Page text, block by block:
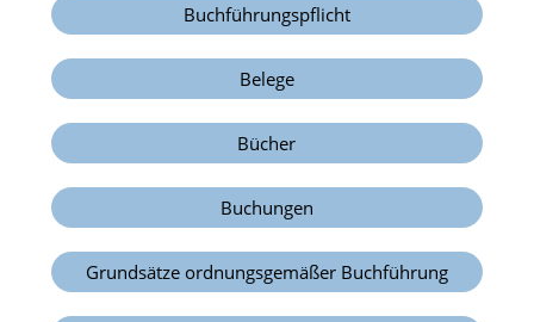
Buchführungspflicht
Belege
Bücher
Buchungen
Grundsätze ordnungsgemäßer Buchführung